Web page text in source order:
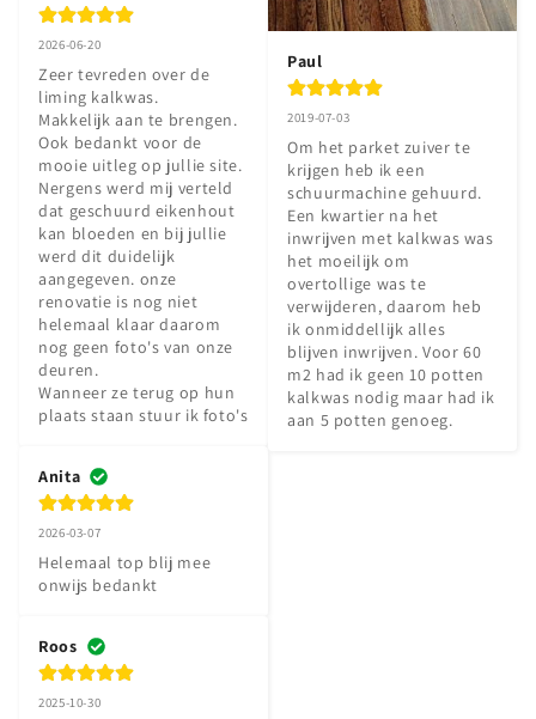
2026-06-20
Zeer tevreden over de
liming kalkwas.
Makkelijk aan te brengen.
Ook bedankt voor de
mooie uitleg op jullie site.
Nergens werd mij verteld
dat geschuurd eikenhout
kan bloeden en bij jullie
werd dit duidelijk
aangegeven. onze
renovatie is nog niet
helemaal klaar daarom
nog geen foto's van onze
deuren.
Wanneer ze terug op hun
plaats staan stuur ik foto's
Anita
2026-03-07
Helemaal top blij mee
onwijs bedankt
Roos
2025-10-30
Paul
2019-07-03
Om het parket zuiver te
krijgen heb ik een
schuurmachine gehuurd.
Een kwartier na het
inwrijven met kalkwas was
het moeilijk om
overtollige was te
verwijderen, daarom heb
ik onmiddellijk alles
blijven inwrijven. Voor 60
m2 had ik geen 10 potten
kalkwas nodig maar had ik
aan 5 potten genoeg.